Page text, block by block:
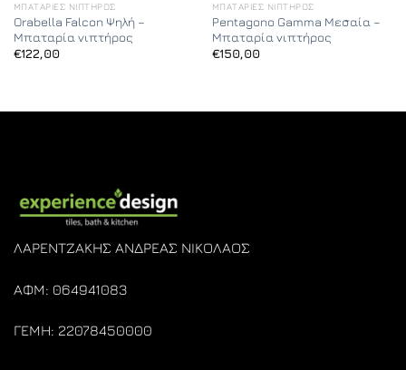
ΜΠΑΤΑΡΊΕΣ ΝΙΠΤΉΡΟΣ
Orabella Falcon Ψηλή –
Μπαταρία νιπτήρος
€122,00
ΜΠΑΤΑΡΊΕΣ ΝΙΠΤΉΡΟΣ
Pentagono Gamma Μεσαία –
Μπαταρία νιπτήρος
€150,00
ΛΑΡΕΝΤΖΑΚΗΣ ΑΝΔΡΕΑΣ ΝΙΚΟΛΑΟΣ
ΑΦΜ: 064941083
ΓΕΜΗ: 22078450000